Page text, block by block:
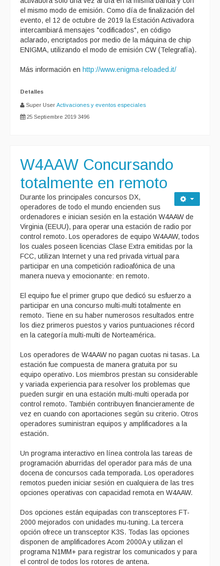
el mismo modo de emisión. Como día de finalización del
evento, el 12 de octubre de 2019 la Estación Activadora
intercambiará mensajes "codificados", en código
aclarado, encriptados por medio de la máquina de chip
ENIGMA, utilizando el modo de emisión CW (Telegrafía).
Más información en http://www.enigma-reloaded.it/
Detalles
Super User Activaciones y eventos especiales
25 Septiembre 2019 3496
W4AAW Concursando
totalmente en remoto
Durante los principales concursos DX,
operadores de todo el mundo encienden sus
ordenadores e inician sesión en la estación W4AAW de
Virginia (EEUU), para operar una estación de radio por
control remoto. Los operadores de equipo W4AAW, todos
los cuales poseen licencias Clase Extra emitidas por la
FCC, utilizan Internet y una red privada virtual para
participar en una competición radioafónica de una
manera nueva y emocionante: en remoto.
El equipo fue el primer grupo que dedicó su esfuerzo a
participar en una concurso multi-multi totalmente en
remoto. Tiene en su haber numerosos resultados entre
los diez primeros puestos y varios puntuaciones récord
en la categoría multi-multi de Norteamérica.
Los operadores de W4AAW no pagan cuotas ni tasas. La
estación fue compuesta de manera gratuita por su
equipo operativo. Los miembros prestan su considerable
y variada experiencia para resolver los problemas que
pueden surgir en una estación multi-multi operada por
control remoto. También contribuyen financieramente de
vez en cuando con aportaciones según su criterio. Otros
operadores suministran equipos y amplificadores a la
estación.
Un programa interactivo en línea controla las tareas de
programación aburridas del operador para más de una
docena de concursos cada temporada. Los operadores
remotos pueden iniciar sesión en cualquiera de las tres
opciones operativas con capacidad remota en W4AAW.
Dos opciones están equipadas con transceptores FT-
2000 mejorados con unidades mu-tuning. La tercera
opción ofrece un transceptor K3S. Todas las opciones
disponen de amplificadores Acom 2000A y utilizan el
programa N1MM+ para registrar los comunicados y para
el control de todos los rotores de antena.